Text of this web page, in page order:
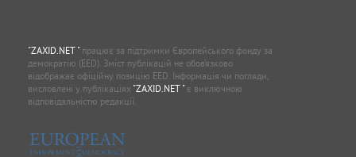
"ZAXID.NET "працює за підтримки Європейського фонду за
демократію (EED). Зміст публікацій не обов’язково
відображає офіційну позицію EED. Інформація чи погляди,
висловлені у публікаціях "ZAXID.NET "є виключною
відповідальністю редакції.